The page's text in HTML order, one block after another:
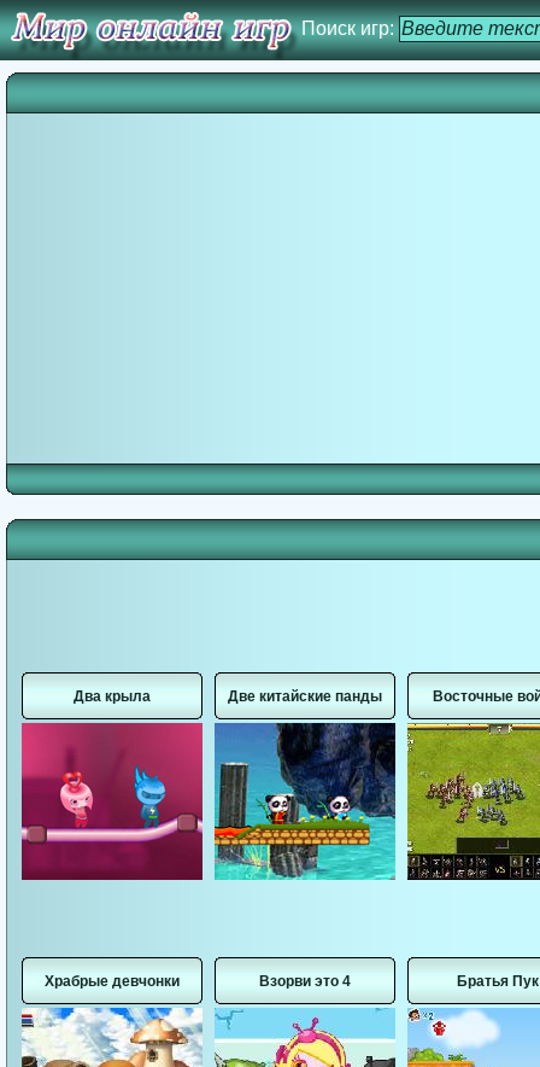
Поиск игр:
Два крыла Две китайские панды Восточные
Храбрые девчонки Взорви это 4 Братья Пук